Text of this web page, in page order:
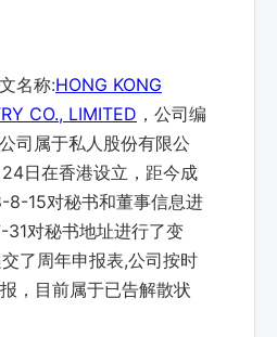
名称:HONG KONG
CO., LIMITED ，公司编
司属于私人股份有限公
日在香港设立，距今成
8-15对秘书和董事信息进
对秘书地址进行了变
了周年申报表,公司按时
，目前属于已告解散状